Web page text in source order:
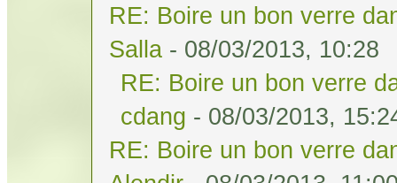
RE: Boire un bon verre
Salla - 08/03/2013, 10:28
RE: Boire un bon verre
cdang - 08/03/2013,
RE: Boire un bon verre